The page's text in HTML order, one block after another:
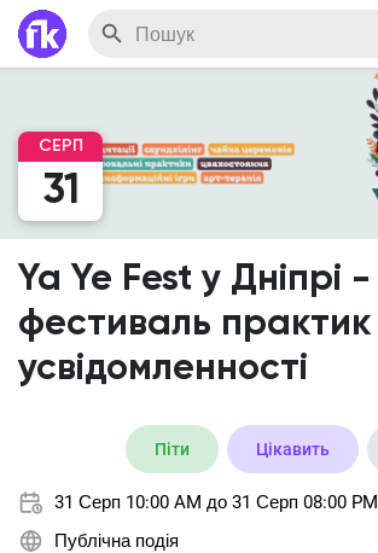
СЕРП
31
Ya Ye Fest у Дніпрі -
фестиваль практик
усвідомленності
Піти Цікавить
31 Серп 10:00 AM до 31 Серп 08:00 PM
Публічна подія